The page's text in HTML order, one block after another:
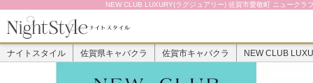
NEW CLUB LUXURY(ラグジュアリー) 佐賀市愛敬町 ニュークラ
ナイトスタイル 佐賀県キャバクラ 佐賀市キャバクラ NEW CLUB